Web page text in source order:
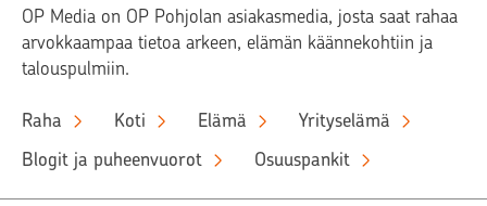
OP Media on OP Pohjolan asiakasmedia, josta saat rahaa
arvokkaampaa tietoa arkeen, elämän käännekohtiin ja
talouspulmiin.
Raha Koti Elämä
Yrityselämä
Blogit ja puheenvuorot
Osuuspankit